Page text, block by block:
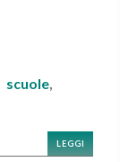
scuole,
LEGGI